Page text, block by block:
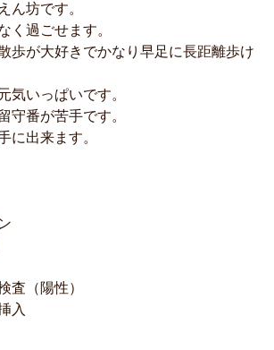
ん坊です。
く過ごせます。
歩が大好きでかなり早足に長距離歩け
いっぱいです。
守番が苦手です。
に出来ます。
査（陽性）
入